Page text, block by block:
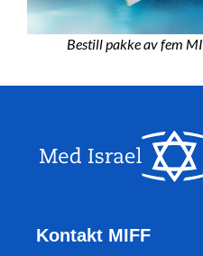
Bestill pakke av fem
Kontakt MIFF